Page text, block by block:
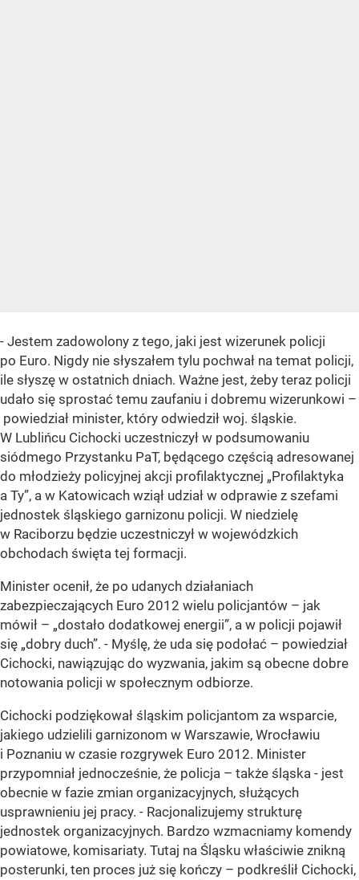
- Jestem zadowolony z tego, jaki jest wizerunek policji
po Euro. Nigdy nie słyszałem tylu pochwał na temat policji,
ile słyszę w ostatnich dniach. Ważne jest, żeby teraz policji
udało się sprostać temu zaufaniu i dobremu wizerunkowi –
powiedział minister, który odwiedził woj. śląskie.
W Lublińcu Cichocki uczestniczył w podsumowaniu
siódmego Przystanku PaT, będącego częścią adresowanej
do młodzieży policyjnej akcji profilaktycznej „Profilaktyka
a Ty”, a w Katowicach wziął udział w odprawie z szefami
jednostek śląskiego garnizonu policji. W niedzielę
w Raciborzu będzie uczestniczył w wojewódzkich
obchodach święta tej formacji.
Minister ocenił, że po udanych działaniach
zabezpieczających Euro 2012 wielu policjantów – jak
mówił – „dostało dodatkowej energii”, a w policji pojawił
się „dobry duch”. - Myślę, że uda się podołać – powiedział
Cichocki, nawiązując do wyzwania, jakim są obecne dobre
notowania policji w społecznym odbiorze.
Cichocki podziękował śląskim policjantom za wsparcie,
jakiego udzielili garnizonom w Warszawie, Wrocławiu
i Poznaniu w czasie rozgrywek Euro 2012. Minister
przypomniał jednocześnie, że policja – także śląska - jest
obecnie w fazie zmian organizacyjnych, służących
usprawnieniu jej pracy. - Racjonalizujemy strukturę
jednostek organizacyjnych. Bardzo wzmacniamy komendy
powiatowe, komisariaty. Tutaj na Śląsku właściwie znikną
posterunki, ten proces już się kończy – podkreślił Cichocki,